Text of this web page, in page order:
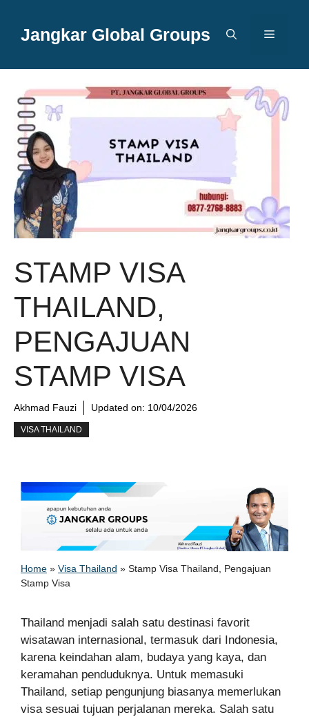
Jangkar Global Groups Menu
STAMP VISA
THAILAND,
PENGAJUAN
STAMP VISA
Akhmad Fauzi Updated on: 10/04/2026
VISA THAILAND
Home » Visa Thailand » Stamp Visa Thailand, Pengajuan
Stamp Visa
Thailand menjadi salah satu destinasi favorit
wisatawan internasional, termasuk dari Indonesia,
karena keindahan alam, budaya yang kaya, dan
keramahan penduduknya. Untuk memasuki
Thailand, setiap pengunjung biasanya memerlukan
visa sesuai tujuan perjalanan mereka. Salah satu